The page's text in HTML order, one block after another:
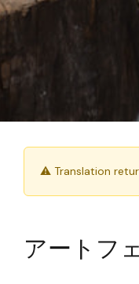
⚠ Translation
アートフ